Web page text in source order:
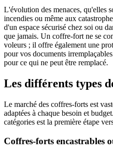
L'évolution des menaces, qu'elles
incendies ou même aux
d'un espace sécurisé chez soi ou
que jamais. Un coffre-fort ne se
voleurs ; il offre également une
pour vos documents
pour ce qui ne peut être remplacé.
Les différents types
Le marché des coffres-forts est
adaptées à chaque besoin et
catégories est la première étape
Coffres-forts encastrables